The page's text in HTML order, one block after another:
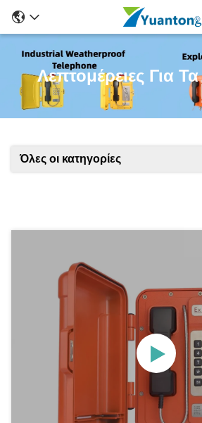
Λεπτομέρειες Για
Όλες οι κατηγορίες